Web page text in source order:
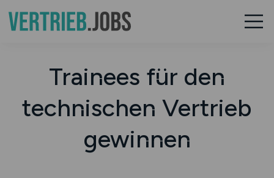
Trainees für den
technischen Vertrieb
gewinnen